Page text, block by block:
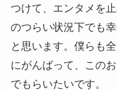
つけて、エンタメを
のつらい状況下でも
と思います。僕らも
にがんばって、この
でもらいたいです。